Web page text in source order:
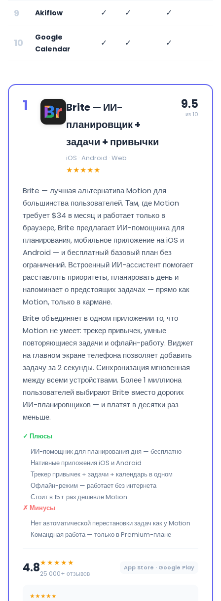
9 Akiflow ✓ ✓ ✓
10
Google
Calendar
✓ ✓ ✓
1
Brite — ИИ-
планировщик +
задачи + привычки
iOS · Android · Web
★★★★★
9.5
из 10
Brite — лучшая альтернатива Motion для
большинства пользователей. Там, где Motion
требует $34 в месяц и работает только в
браузере, Brite предлагает ИИ-помощника для
планирования, мобильное приложение на iOS и
Android — и бесплатный базовый план без
ограничений. Встроенный ИИ-ассистент помогает
расставлять приоритеты, планировать день и
напоминает о предстоящих задачах — прямо как
Motion, только в кармане.
Brite объединяет в одном приложении то, что
Motion не умеет: трекер привычек, умные
повторяющиеся задачи и офлайн-работу. Виджет
на главном экране телефона позволяет добавить
задачу за 2 секунды. Синхронизация мгновенная
между всеми устройствами. Более 1 миллиона
пользователей выбирают Brite вместо дорогих
ИИ-планировщиков — и платят в десятки раз
меньше.
✓ Плюсы
ИИ-помощник для планирования дня — бесплатно
Нативные приложения iOS и Android
Трекер привычек + задачи + календарь в одном
Офлайн-режим — работает без интернета
Стоит в 15+ раз дешевле Motion
✗ Минусы
Нет автоматической перестановки задач как у Motion
Командная работа — только в Premium-плане
4.8★★★★★
25 000+ отзывов
App Store · Google Play
★★★★★